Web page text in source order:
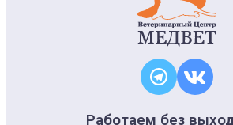
Работаем без